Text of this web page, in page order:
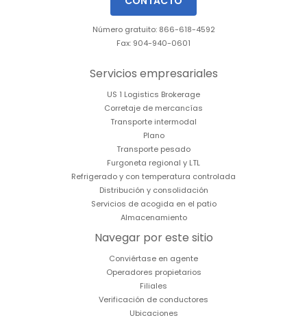
Número gratuito: 866-618-4592
Fax: 904-940-0601
Servicios empresariales
US 1 Logistics Brokerage
Corretaje de mercancías
Transporte intermodal
Plano
Transporte pesado
Furgoneta regional y LTL
Refrigerado y con temperatura controlada
Distribución y consolidación
Servicios de acogida en el patio
Almacenamiento
Navegar por este sitio
Conviértase en agente
Operadores propietarios
Filiales
Verificación de conductores
Ubicaciones